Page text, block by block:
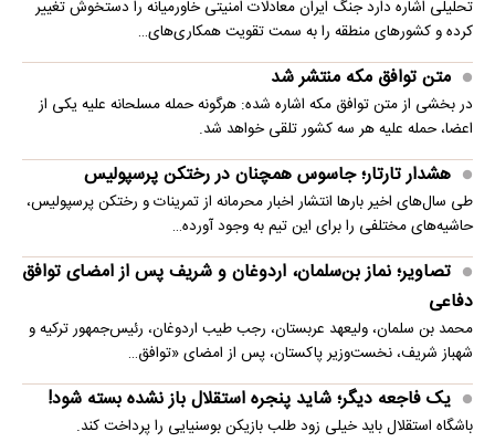
تحلیلی اشاره دارد جنگ ایران معادلات امنیتی خاورمیانه را دستخوش تغییر
کرده و کشورهای منطقه را به سمت تقویت همکاری‌های…
متن توافق مکه منتشر شد
در بخشی از متن توافق مکه اشاره شده: هرگونه حمله مسلحانه علیه یکی از
اعضا، حمله علیه هر سه کشور تلقی خواهد شد.
هشدار تارتار؛ جاسوس همچنان در رختکن پرسپولیس
طی سال‌های اخیر بارها انتشار اخبار محرمانه از تمرینات و رختکن پرسپولیس،
حاشیه‌های مختلفی را برای این تیم به وجود آورده…
تصاویر؛ نماز بن‌سلمان، اردوغان و شریف پس از امضای توافق
دفاعی
محمد بن سلمان، ولیعهد عربستان، رجب طیب اردوغان، رئیس‌جمهور ترکیه و
شهباز شریف، نخست‌وزیر پاکستان، پس از امضای «توافق…
یک فاجعه دیگر؛ شاید پنجره استقلال باز نشده بسته شود!
باشگاه استقلال باید خیلی زود طلب بازیکن بوسنیایی را پرداخت کند.